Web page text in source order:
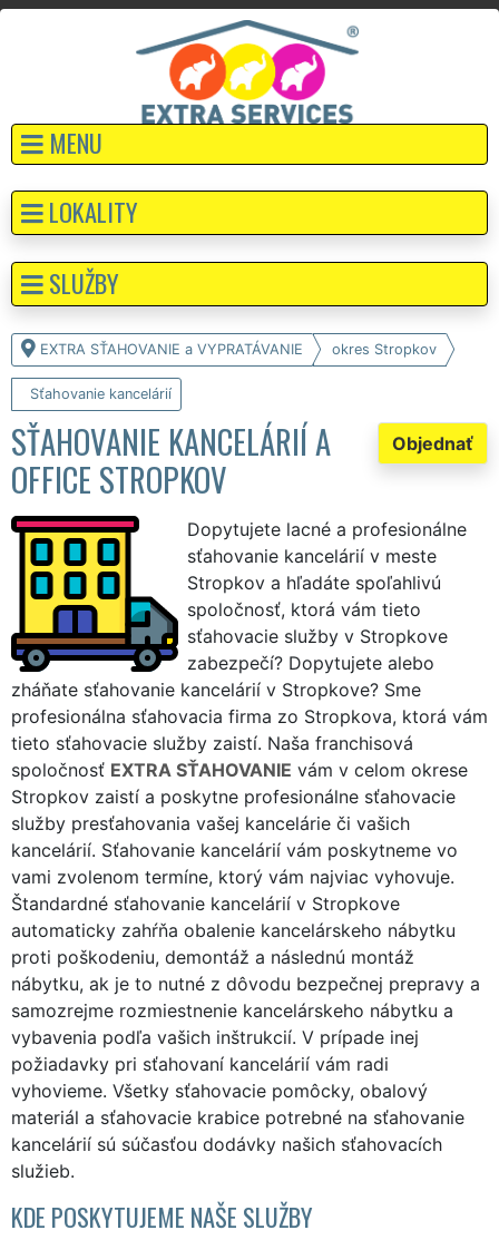
MENU
EXTRA SŤAHOVANIE a VYPRATÁVANIE okres Stropkov
Sťahovanie kancelárií
Objednať
SŤAHOVANIE KANCELÁRIÍ A
OFFICE STROPKOV
Dopytujete lacné a profesionálne
sťahovanie kancelárií v meste
Stropkov a hľadáte spoľahlivú
spoločnosť, ktorá vám tieto
sťahovacie služby v Stropkove
zabezpečí? Dopytujete alebo
zháňate sťahovanie kancelárií v Stropkove? Sme
profesionálna sťahovacia firma zo Stropkova, ktorá vám
tieto sťahovacie služby zaistí. Naša franchisová
spoločnosť EXTRA SŤAHOVANIE vám v celom okrese
Stropkov zaistí a poskytne profesionálne sťahovacie
služby presťahovania vašej kancelárie či vašich
kancelárií. Sťahovanie kancelárií vám poskytneme vo
vami zvolenom termíne, ktorý vám najviac vyhovuje.
Štandardné sťahovanie kancelárií v Stropkove
automaticky zahŕňa obalenie kancelárskeho nábytku
proti poškodeniu, demontáž a následnú montáž
nábytku, ak je to nutné z dôvodu bezpečnej prepravy a
samozrejme rozmiestnenie kancelárskeho nábytku a
vybavenia podľa vašich inštrukcií. V prípade inej
požiadavky pri sťahovaní kancelárií vám radi
vyhovieme. Všetky sťahovacie pomôcky, obalový
materiál a sťahovacie krabice potrebné na sťahovanie
kancelárií sú súčasťou dodávky našich sťahovacích
služieb.
KDE POSKYTUJEME NAŠE SLUŽBY
LOKALITY
SLUŽBY